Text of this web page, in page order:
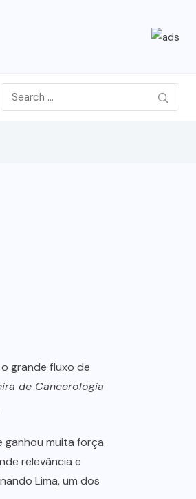
grande fluxo de
de Cancerologia
ganhou muita força
relevância e
Lima, um dos